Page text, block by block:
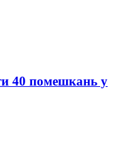
40 помешкань у